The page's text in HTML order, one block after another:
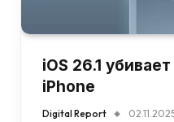
iOS 26.1
iPhone
Digital Report